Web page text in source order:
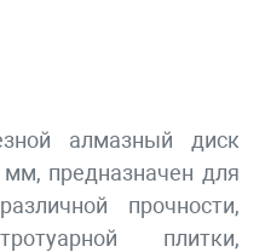
алмазный диск
предназначен для
прочности,
плитки,